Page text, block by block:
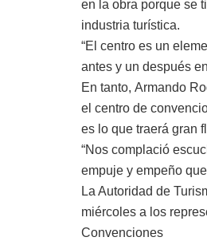
en la obra porque se
industria turística.
“El centro es un
antes y un después
En tanto, Armando
el centro de
es lo que traerá gran
“Nos complació
empuje y empeño
La Autoridad de
miércoles a los
Convenciones